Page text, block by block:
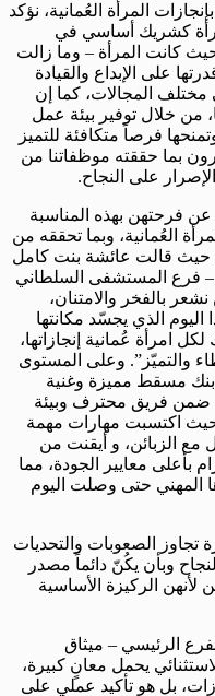
المرأة العُمانية، نؤكد
كشريك أساسي في
كانت المرأة – وما زالت
على الإبداع والقيادة
المجالات، كما إن
من خلال توفير بيئة عمل
فرصاً متكافئة للتميز
بما حققته موظفاتنا من
على النجاح.
فرحتهن بهذه المناسبة
العُمانية، وبما تحققه من
، حيث قالت عائشة بنت كامل
– فرع المستشفى السلطاني
نشعر بالفخر والامتنان،
اليوم الذي يجسّد مكانتها
امرأة عُمانية إنجازاتها،
والتميّز”. وعلى المستوى
بنك مسقط مميزة وغنية
ضمن فريق محترف وبيئة
حيث اكتسبت مهارات مهمة
مع الزبائن، و أيقنت من
بأعلى معايير الجودة، مما
المهني حتى وصلت اليوم
تجاوز الصعوبات والتحديات
وبأن يكُنّ دائماً مصدر
الركيزة الأساسية
الرئيسي – ميثاق
يحمل معانٍ كبيرة،
بل هو تأكيد عملي على